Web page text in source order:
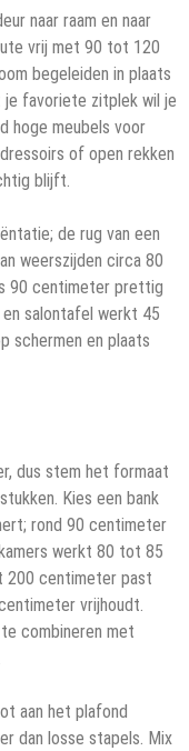
naar raam en naar
vrij met 90 tot 120
begeleiden in plaats
je favoriete zitplek wil je
hoge meubels voor
of open rekken
blijft.
de rug van een
weerszijden circa 80
90 centimeter prettig
salontafel werkt 45
schermen en plaats
dus stem het formaat
Kies een bank
rond 90 centimeter
werkt 80 tot 85
200 centimeter past
vrijhoudt.
combineren met
aan het plafond
dan losse stapels. Mix